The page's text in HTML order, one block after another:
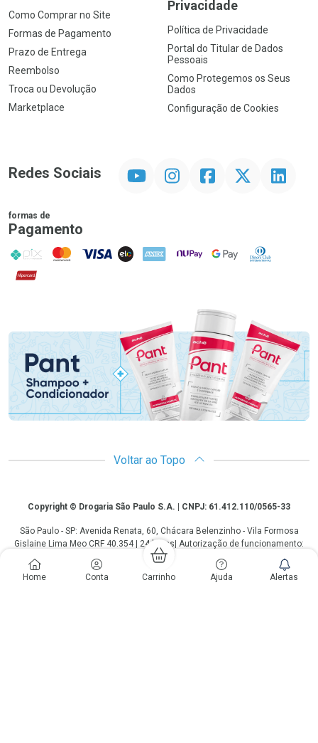
Home Conta Carrinho Ajuda Alertas
Como Comprar no Site
Formas de Pagamento
Prazo de Entrega
Reembolso
Troca ou Devolução
Marketplace
Privacidade
Política de Privacidade
Portal do Titular de Dados
Pessoais
Como Protegemos os Seus
Dados
Configuração de Cookies
Redes Sociais InstagramFacebookTwitter Linkedin
formas de
Pagamento
PIX MasterCard
VISA ELO AMEX NuPay Google PayDiners Club
Hipercard
Voltar ao Topo
CopyrightCopyright © Drogaria São Paulo S.A. | CNPJ: 61.412.110/0565-33
São Paulo - SP: Avenida Renata, 60, Chácara Belenzinho - Vila Formosa
Gislaine Lima Meo CRF 40.354 | 24 horas| Autorização de funcionamento:
Processo: 2531.559767/2014-90 Autorização/MS: 7.31847.3 | As
informações contidas neste site, como promoções e ofertas de remédios e
medicamentos, não devem ser usadas para automedicação e não